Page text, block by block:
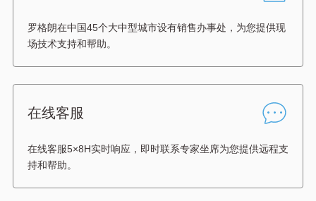
罗格朗在中国45个大中型城市设有销售办事处，为您提供现
场技术支持和帮助。
在线客服
在线客服5×8H实时响应，即时联系专家坐席为您提供远程支
持和帮助。